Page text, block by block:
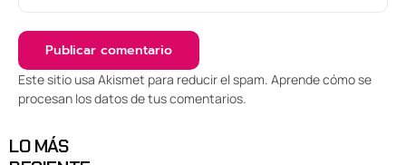
Este sitio usa Akismet para reducir el spam. Aprende cómo se
procesan los datos de tus comentarios.
LO MÁS